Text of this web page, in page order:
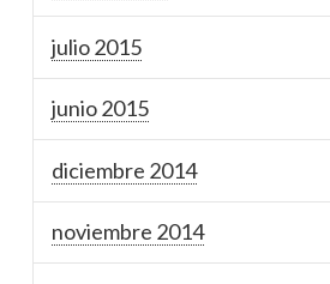
julio 2015
junio 2015
diciembre 2014
noviembre 2014